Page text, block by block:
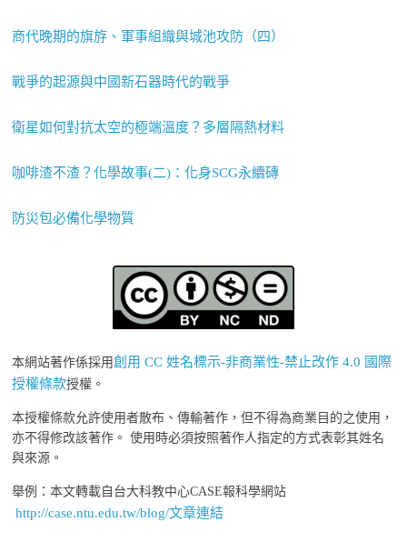
商代晚期的旗斿、軍事組織與城池攻防（四）
戰爭的起源與中國新石器時代的戰爭
衛星如何對抗太空的極端溫度？多層隔熱材料
咖啡渣不渣？化學故事(二)：化身SCG永續磚
防災包必備化學物質
本網站著作係採用創用 CC 姓名標示-非商業性-禁止改作 4.0 國際
授權條款授權。
本授權條款允許使用者散布、傳輸著作，但不得為商業目的之使用，
亦不得修改該著作。 使用時必須按照著作人指定的方式表彰其姓名
與來源。
舉例：本文轉載自台大科教中心CASE報科學網站
http://case.ntu.edu.tw/blog/文章連結